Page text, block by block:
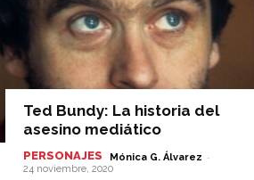
Ted Bundy: La historia del
asesino mediático
PERSONAJES Mónica G. Álvarez -
24 noviembre, 2020